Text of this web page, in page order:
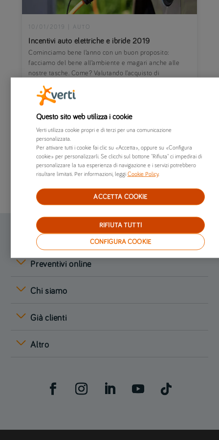
Incentivi auto elettriche e ibride 2019
10/01/2019 AUTO
Cominciamo bene l’anno con un buon proposito:
facciamo del bene all’ambiente e magari anche alle
nostre tasche. Come? Valutando l’acquisto di
Categorie
Articoli recenti
Assicurazione online
Preventivi online
Chi siamo
Già clienti
Altro
Questo sito web utilizza i cookie
Verti utilizza cookie propri e di terzi per una comunicazione
personalizzata.
Per attivare tutti i cookie fai clic su «Accetta», oppure su «Configura
cookie» per personalizzarli. Se clicchi sul bottone "Rifiuta" ci impedirai di
personalizzare la tua esperienza di navigazione e i servizi potrebbero
risultare limitati. Per informazioni, leggi Cookie Policy.
CONFIGURA COOKIE
RIFIUTA TUTTI
ACCETTA COOKIE